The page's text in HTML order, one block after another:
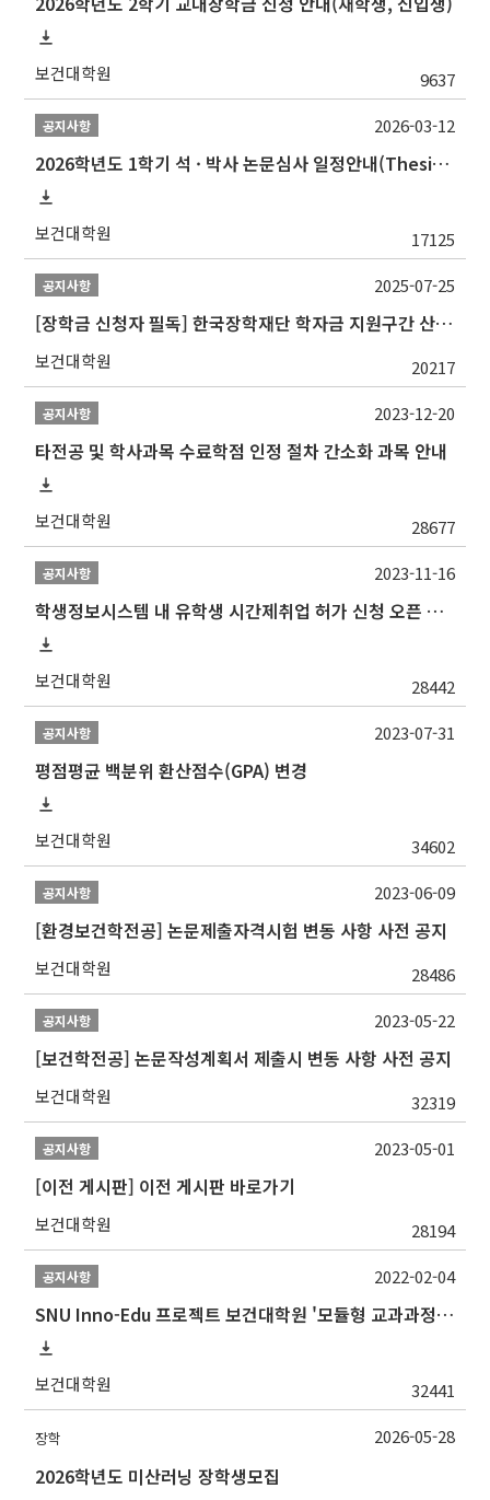
보건대학원 9637
공지사항
2026학년도 1학기 석 · 박사 논문심사 일정안내(Thesis Defense Schedules)
보건대학원 17125
2026-03-12
공지사항
[장학금 신청자 필독] 한국장학재단 학자금 지원구간 산정 권고
보건대학원 20217
2025-07-25
공지사항
타전공 및 학사과목 수료학점 인정 절차 간소화 과목 안내
보건대학원 28677
2023-12-20
공지사항
학생정보시스템 내 유학생 시간제취업 허가 신청 오픈 안내
보건대학원 28442
2023-11-16
공지사항
평점평균 백분위 환산점수(GPA) 변경
보건대학원 34602
2023-07-31
공지사항
[환경보건학전공] 논문제출자격시험 변동 사항 사전 공지
보건대학원 28486
2023-06-09
공지사항
[보건학전공] 논문작성계획서 제출시 변동 사항 사전 공지
보건대학원 32319
2023-05-22
공지사항
[이전 게시판] 이전 게시판 바로가기
보건대학원 28194
2023-05-01
공지사항
SNU Inno-Edu 프로젝트 보건대학원 '모듈형 교과과정' 안내(revised 2022/2/28)
보건대학원 32441
2022-02-04
장학
2026학년도 미산러닝 장학생모집
2026-05-28